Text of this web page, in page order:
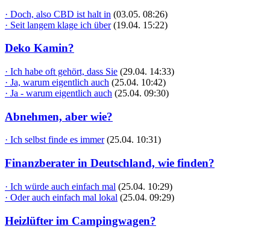
· Doch, also CBD ist halt in (03.05. 08:26)
· Seit langem klage ich über (19.04. 15:22)
Deko Kamin?
· Ich habe oft gehört, dass Sie (29.04. 14:33)
· Ja, warum eigentlich auch (25.04. 10:42)
· Ja - warum eigentlich auch (25.04. 09:30)
Abnehmen, aber wie?
· Ich selbst finde es immer (25.04. 10:31)
Finanzberater in Deutschland, wie finden?
· Ich würde auch einfach mal (25.04. 10:29)
· Oder auch einfach mal lokal (25.04. 09:29)
Heizlüfter im Campingwagen?